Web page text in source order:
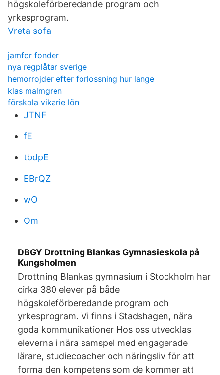
högskoleförberedande program och
yrkesprogram.
Vreta sofa
jamfor fonder
nya regplåtar sverige
hemorrojder efter forlossning hur lange
klas malmgren
förskola vikarie lön
JTNF
fE
tbdpE
EBrQZ
wO
Om
DBGY Drottning Blankas Gymnasieskola på
Kungsholmen
Drottning Blankas gymnasium i Stockholm har
cirka 380 elever på både
högskoleförberedande program och
yrkesprogram. Vi finns i Stadshagen, nära
goda kommunikationer Hos oss utvecklas
eleverna i nära samspel med engagerade
lärare, studiecoacher och näringsliv för att
forma den kompetens som de kommer att